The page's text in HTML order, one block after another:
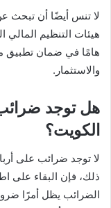
لا تنس أيضًا أن تبحث
هيئات التنظيم المالي
هامًا في ضمان تطبيق
والاستثمار.
هل توجد
الكويت؟
لا توجد ضرائب على
ذلك، فإن البقاء على
الضرائب يظل أمرًا